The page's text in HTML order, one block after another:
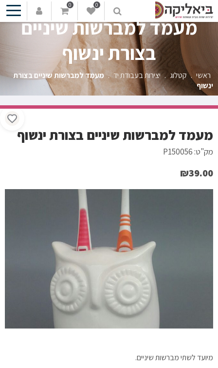
0
0
מעמד למברשות שיניים
בצורת ינשוף
ראשי . קטלוג . יצירות בעבודת יד . מעמד למברשות שיניים בצורת
ינשוף
מיועד לשתי מברשות שיניים.
מעמד למברשות שיניים בצורת ינשוף
מק"ט: P150056
₪39.00